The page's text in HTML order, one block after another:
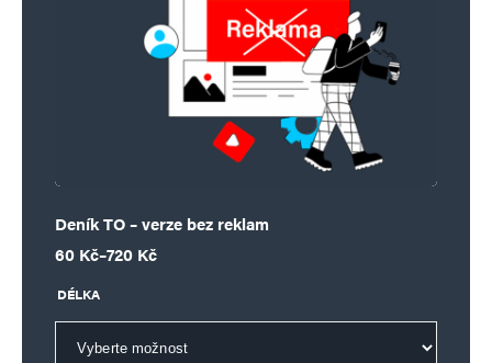
Deník TO – verze bez reklam
60 Kč–720 Kč
Rozpětí cen: 60 Kč až 720 Kč
DÉLKA